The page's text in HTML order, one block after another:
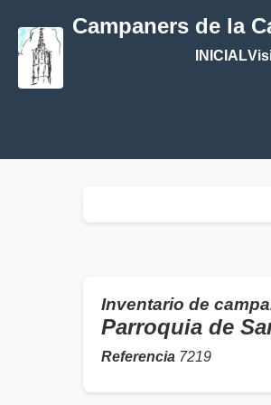
Campaners de la
INICIAL
Inventario de
Parroquia de
Referencia 7219